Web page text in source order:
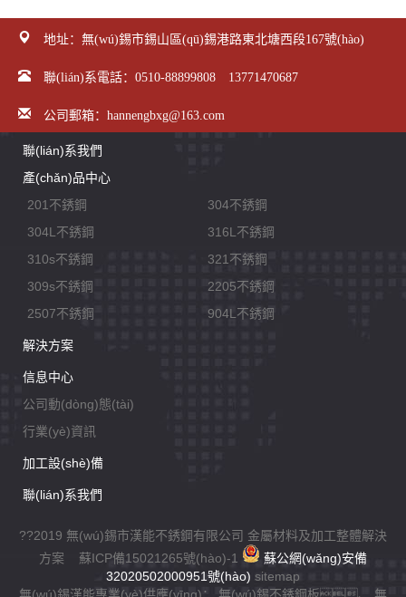
地址：無(wú)錫市錫山區(qū)錫港路東北塘西段167號(hào)
聯(lián)系電話：0510-88899808 13771470687
公司郵箱：hannengbxg@163.com
聯(lián)系我們
產(chǎn)品中心
201不銹鋼
304不銹鋼
304L不銹鋼
316L不銹鋼
310s不銹鋼
321不銹鋼
309s不銹鋼
2205不銹鋼
2507不銹鋼
904L不銹鋼
解決方案
信息中心
公司動(dòng)態(tài)
行業(yè)資訊
加工設(shè)備
聯(lián)系我們
??2019 無(wú)錫市漢能不銹鋼有限公司 金屬材料及加工整體解決
方案 蘇ICP備15021265號(hào)-1
蘇公網(wǎng)安備
32020502000951號(hào) sitemap